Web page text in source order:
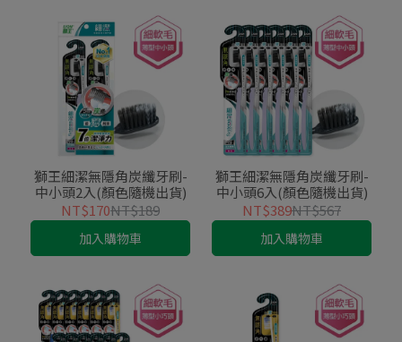
獅王細潔無隱角炭纖牙刷-
中小頭2入(顏色隨機出貨)
NT$170NT$189
加入購物車
獅王細潔無隱角炭纖牙刷-
中小頭6入(顏色隨機出貨)
NT$389NT$567
加入購物車